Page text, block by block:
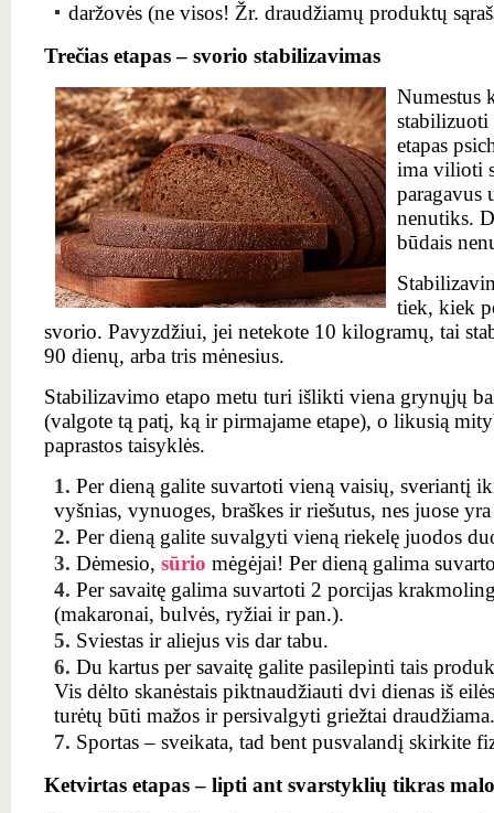
daržovės (ne visos! Žr. draudžiamų produktų
Trečias etapas – svorio stabilizavimas
Numestus
etapas
ima vilioti
paragavus
nenutiks.
būdais
tiek, kiek
svorio. Pavyzdžiui, jei netekote 10 kilogramų, tai
90 dienų, arba tris mėnesius.
Stabilizavimo etapo metu turi išlikti viena grynųjų
(valgote tą patį, ką ir pirmajame etape), o likusią
paprastos taisyklės.
Per dieną galite suvartoti vieną vaisių, sveriantį
vyšnias, vynuoges, braškes ir riešutus, nes juose
Per dieną galite suvalgyti vieną riekelę juodos
Dėmesio, sūrio mėgėjai! Per dieną galima
Per savaitę galima suvartoti 2 porcijas
(makaronai, bulvės, ryžiai ir pan.).
Sviestas ir aliejus vis dar tabu.
Du kartus per savaitę galite pasilepinti tais
Vis dėlto skanėstais piktnaudžiauti dvi dienas iš
turėtų būti mažos ir persivalgyti griežtai draudžiama.
Sportas – sveikata, tad bent pusvalandį skirkite
Ketvirtas etapas – lipti ant svarstyklių tikras